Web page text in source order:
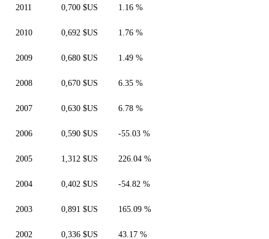
2011 0,700 $US 1.16 %
2010 0,692 $US 1.76 %
2009 0,680 $US 1.49 %
2008 0,670 $US 6.35 %
2007 0,630 $US 6.78 %
2006 0,590 $US -55.03 %
2005 1,312 $US 226.04 %
2004 0,402 $US -54.82 %
2003 0,891 $US 165.09 %
2002 0,336 $US 43.17 %